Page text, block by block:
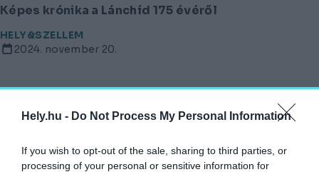
Hely.hu - Do Not Process My Personal Information
If you wish to opt-out of the sale, sharing to third parties, or
processing of your personal or sensitive information for
Képes krónika a Lánchíd 175 évéről
HELY&SZELLEM
2024. november 20.
Illegális Makovecz-mű a Tabánban
2024. november 20.